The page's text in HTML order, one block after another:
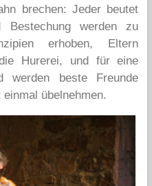
brechen: Jeder beutet
Bestechung werden zu
erhoben, Eltern
Hurerei, und für eine
werden beste Freunde
übelnehmen.